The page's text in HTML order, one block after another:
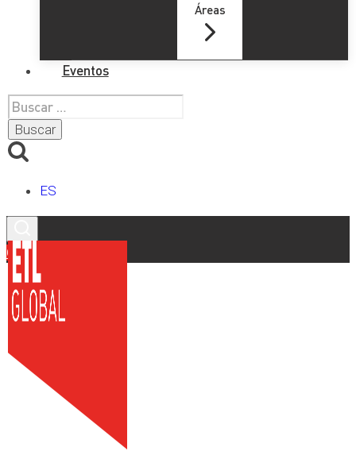
Áreas
Eventos
Buscar:
ES
Contacto